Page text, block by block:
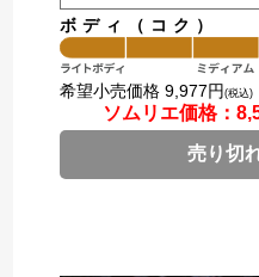
ボディ（コク）
希望小売価格 9,977円(税込)
ソムリエ価格：
売り切